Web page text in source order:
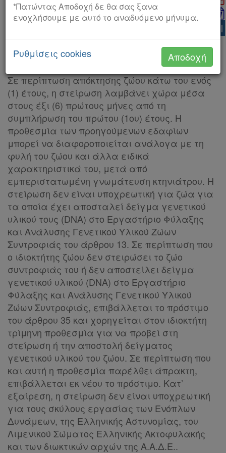
Χρήσιμα
Assistant
Νομολογία
Kodiko
Forum
Αναζήτηση
Κ.Α.Δ.
Διακρατικές
Συμφωνίες
Ελλάδας
AI
1.Ο ιδιοκτήτης ζώου συντροφιάς υποχρεούται:
συντροφιάς του, εφόσον είναι σκύλος ή γάτα,
εντός έξι (6) μηνών από την απόκτησή του,
εφόσον το ζώο είναι άνω του ενός (1) έτους.
Σε περίπτωση απόκτησης ζώου κάτω του ενός
(1) έτους, η στείρωση λαμβάνει χώρα μέσα
στους έξι (6) πρώτους μήνες από τη
συμπλήρωση του πρώτου (1ου) έτους. H
προθεσμία των προηγούμενων εδαφίων
μπορεί να διαφοροποιείται ανάλογα με τη
φυλή του ζώου και άλλα ειδικά
χαρακτηριστικά του, μετά από
εμπεριστατωμένη γνωμάτευση κτηνιάτρου. Η
στείρωση δεν είναι υποχρεωτική για ζώα για
τα οποία έχει αποσταλεί δείγμα γενετικού
υλικού τους (DNA) στο Εργαστήριο Φύλαξης
και Ανάλυσης Γενετικού Υλικού Ζώων
Συντροφιάς του άρθρου 13. Σε περίπτωση που
ο ιδιοκτήτης ζώου δεν στειρώσει το ζώο
συντροφιάς του ή δεν αποστείλει δείγμα
γενετικού υλικού (DNA) στο Εργαστήριο
Φύλαξης και Ανάλυσης Γενετικού Υλικού
Ζώων Συντροφιάς, επιβάλλεται το πρόστιμο
του άρθρου 35 και χορηγείται στον ιδιοκτήτη
τρίμηνη προθεσμία για να προβεί στη
στείρωση ή την αποστολή δείγματος
γενετικού υλικού του ζώου. Σε περίπτωση που
και αυτή η προθεσμία παρέλθει άπρακτη,
επιβάλλεται εκ νέου το πρόστιμο. Κατ’
εξαίρεση, η στείρωση δεν είναι υποχρεωτική
για τους σκύλους εργασίας των Ενόπλων
Δυνάμεων, της Ελληνικής Αστυνομίας, του
Λιμενικού Σώματος Ελληνικής Ακτοφυλακής
και των διωκτικών αρχών της Α.Α.Δ.Ε..
*Πατώντας Αποδοχή δε θα σας ξανα
ενοχλήσουμε με αυτό το αναδυόμενο μήνυμα.
Ρυθμίσεις cookies Αποδοχή